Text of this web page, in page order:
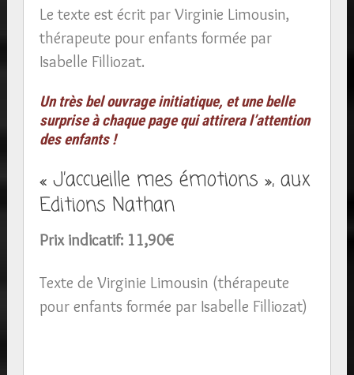
Le texte est écrit par Virginie Limousin,
thérapeute pour enfants formée par
Isabelle Filliozat.
Un très bel ouvrage initiatique, et une belle
surprise à chaque page qui attirera l’attention
des enfants !
« J’accueille mes émotions », aux
Editions Nathan
Prix indicatif: 11,90€
Texte de Virginie Limousin (thérapeute
pour enfants formée par Isabelle Filliozat)